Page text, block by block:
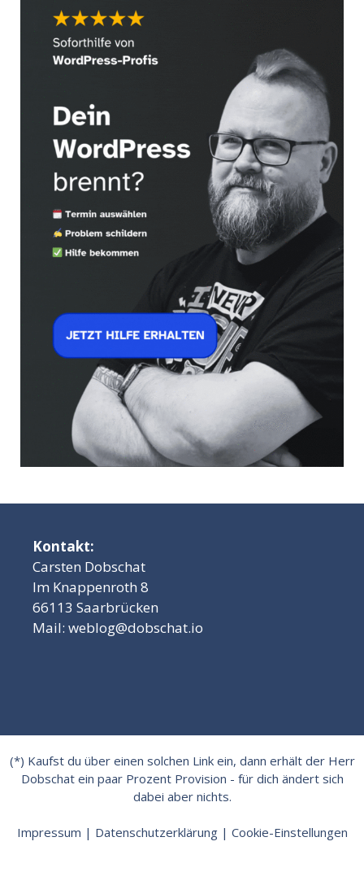
Kontakt:
Carsten Dobschat
Im Knappenroth 8
66113 Saarbrücken
Mail: weblog@dobschat.io
(*) Kaufst du über einen solchen Link ein, dann erhält der Herr
Dobschat ein paar Prozent Provision - für dich ändert sich
dabei aber nichts.
Impressum | Datenschutzerklärung| Cookie-Einstellungen